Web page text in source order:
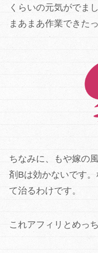
くらいの元気がでまし
まあまあ作業できた
ちなみに、もや嫁の
剤Bは効かないです
て治るわけです。
これアフィリとめっ